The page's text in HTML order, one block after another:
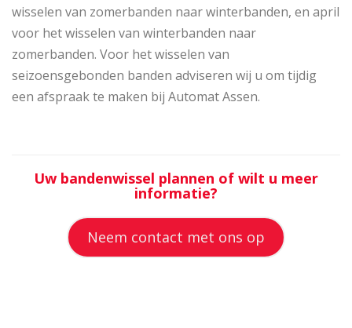
wisselen van zomerbanden naar winterbanden, en april
voor het wisselen van winterbanden naar
zomerbanden. Voor het wisselen van
seizoensgebonden banden adviseren wij u om tijdig
een afspraak te maken bij Automat Assen.
Uw bandenwissel plannen of wilt u meer
informatie?
Neem contact met ons op